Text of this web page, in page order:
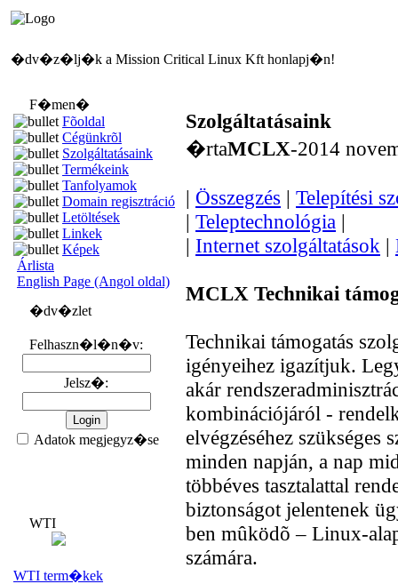
�dv�z�lj�k a Mission Critical Linux Kft honlapj�n!
F�men�
Fõoldal
Cégünkrõl
Szolgáltatásaink
Termékeink
Tanfolyamok
Domain regisztráció
Letöltések
Linkek
Képek
Árlista
English Page (Angol oldal)
�dv�zlet
Felhaszn�l�n�v:
Jelsz�:
Adatok megjegyz�se
WTI
WTI term�kek
Szolgáltatásaink
�rtaMCLX-2014
| Összegzés | Telepítési
| Teleptechnológia |
| Internet szolgáltatások |
MCLX Technikai
Technikai támogatás
igényeihez igazítjuk.
akár
kombinációjáról -
elvégzéséhez szükséges
minden napján, a nap
többéves tasztalattal
biztonságot jelentenek
ben mûködõ – Linux-
számára.